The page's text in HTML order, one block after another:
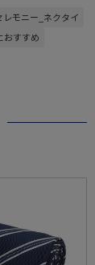
レモニー_ネクタイ
おすすめ